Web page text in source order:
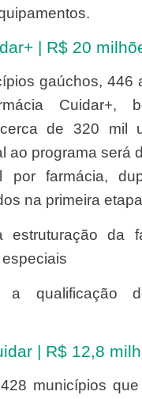
| R$ 20
Cuidar+,
de 320 mil
ao programa será
farmácia,
na primeira
estruturação da
qualificação
| R$ 12,8